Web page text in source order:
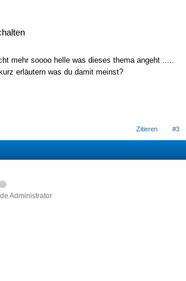
mehr soooo helle was dieses thema angeht .....
erläutern was du damit meinst?
Zitieren #3
Administrator